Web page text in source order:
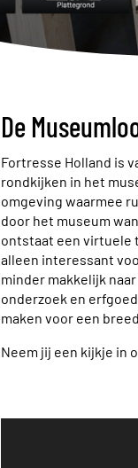
De
Fortresse Holland is
rondkijken in het
omgeving waarmee
door het museum
ontstaat een virtuele
alleen interessant
minder makkelijk
onderzoek en
maken voor een
Neem jij een kijkje in